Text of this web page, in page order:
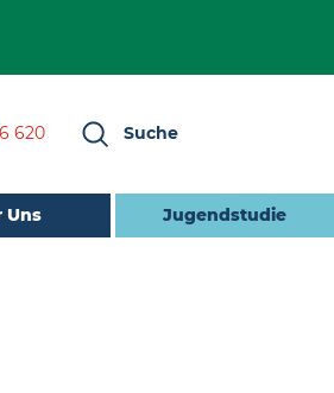
620 Suche
Uns Jugendstudie